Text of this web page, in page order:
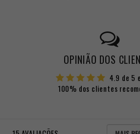
OPINIÃO DOS
4.9 de 5
100% dos clientes
ORDENAR